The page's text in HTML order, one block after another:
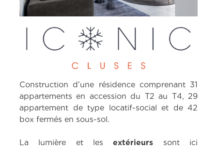
Construction d’une résidence comprenant 31
appartements en accession du T2 au T4, 29
appartement de type locatif-social et de 42
box fermés en sous-sol.
La lumière et lesextérieurs sont ici